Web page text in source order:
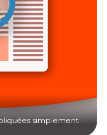
simplement